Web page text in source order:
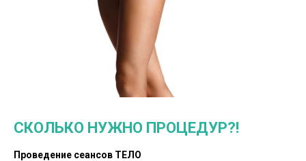
СКОЛЬКО НУЖНО ПРОЦЕДУР?!
Проведение сеансов ТЕЛО